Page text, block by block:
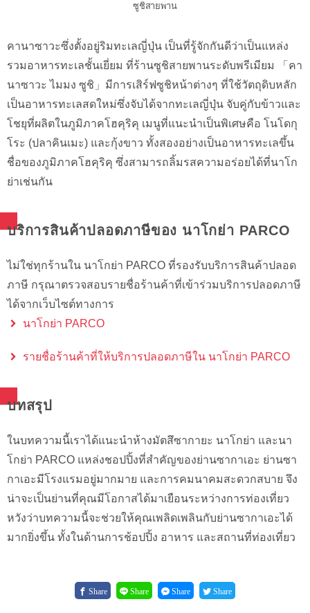
ซูชิสายพาน
คานาซาวะซึ่งตั้งอยู่ริมทะเลญี่ปุ่น เป็นที่รู้จักกันดีว่าเป็นแหล่ง
รวมอาหารทะเลชั้นเยี่ยม ที่ร้านซูชิสายพานระดับพรีเมียม 「คา
นาซาวะ ไมมง ซูชิ」มีการเสิร์ฟซูชิหน้าต่างๆ ที่ใช้วัตถุดิบหลัก
เป็นอาหารทะเลสดใหม่ซึ่งจับได้จากทะเลญี่ปุ่น จับคู่กับข้าวและ
โชยุที่ผลิตในภูมิภาคโฮคุริคุ เมนูที่แนะนำเป็นพิเศษคือ โนโดกุ
โระ (ปลาคินเมะ) และกุ้งขาว ทั้งสองอย่างเป็นอาหารทะเลขึ้น
ชื่อของภูมิภาคโฮคุริคุ ซึ่งสามารถลิ้มรสความอร่อยได้ที่นาโก
ย่าเช่นกัน
บริการสินค้าปลอดภาษีของ นาโกย่า PARCO
ไม่ใช่ทุกร้านใน นาโกย่า PARCO ที่รองรับบริการสินค้าปลอด
ภาษี กรุณาตรวจสอบรายชื่อร้านค้าที่เข้าร่วมบริการปลอดภาษี
ได้จากเว็บไซต์ทางการ
นาโกย่า PARCO
รายชื่อร้านค้าที่ให้บริการปลอดภาษีใน นาโกย่า PARCO
บทสรุป
ในบทความนี้เราได้แนะนำห้างมัตสึซากายะ นาโกย่า และนา
โกย่า PARCO แหล่งชอปปิ้งที่สำคัญของย่านซากาเอะ ย่านซา
กาเอะมีโรงแรมอยู่มากมาย และการคมนาคมสะดวกสบาย จึง
น่าจะเป็นย่านที่คุณมีโอกาสได้มาเยือนระหว่างการท่องเที่ยว
หวังว่าบทความนี้จะช่วยให้คุณเพลิดเพลินกับย่านซากาเอะได้
มากยิ่งขึ้น ทั้งในด้านการช้อปปิ้ง อาหาร และสถานที่ท่องเที่ยว
Share Share Share Share